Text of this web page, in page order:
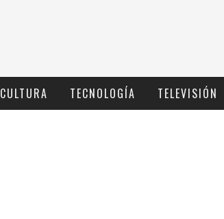
CULTURA TECNOLOGÍ­A TELEVISIÓN